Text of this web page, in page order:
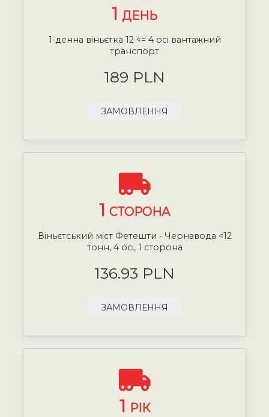
1 ДЕНЬ
1-денна віньєтка 12 <= 4 осі вантажний
транспорт
189 PLN
ЗАМОВЛЕННЯ
1 СТОРОНА
Віньєтський міст Фетешти - Чернавода <12
тонн, 4 осі, 1 сторона
136.93 PLN
ЗАМОВЛЕННЯ
1 РІК